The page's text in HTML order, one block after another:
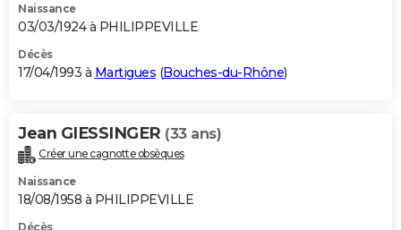
Naissance
03/03/1924 à PHILIPPEVILLE
Décès
17/04/1993 à Martigues (Bouches-du-Rhône)
Jean GIESSINGER (33 ans)
Créer une cagnotte obsèques
Naissance
18/08/1958 à PHILIPPEVILLE
Décès